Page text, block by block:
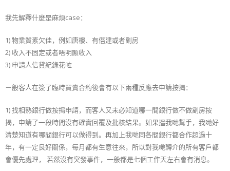
我先解釋什麼是麻煩case：
1) 物業質素欠佳，例如唐樓、有僭建或者劏房
2) 收入不固定或者唔明顯收入
3) 申請人信貸紀錄花咗
－般客人在簽了臨時買賣合約後會有以下兩種反應去申請按揭：
1) 找相熟銀行做按揭申請，而客人又未必知道哪一間銀行做不做劏房按
揭，申請了一段時間沒有確實回覆及批核結果。如果搵我哋幫手，我哋好
清楚知道有哪間銀行可以做得到。再加上我哋同各間銀行都合作超過十
年，有一定良好關係，每月都有生意往來，所以對我哋轉介的所有客戶都
會優先處理， 若然沒有突發事件，一般都是七個工作天左右會有消息。